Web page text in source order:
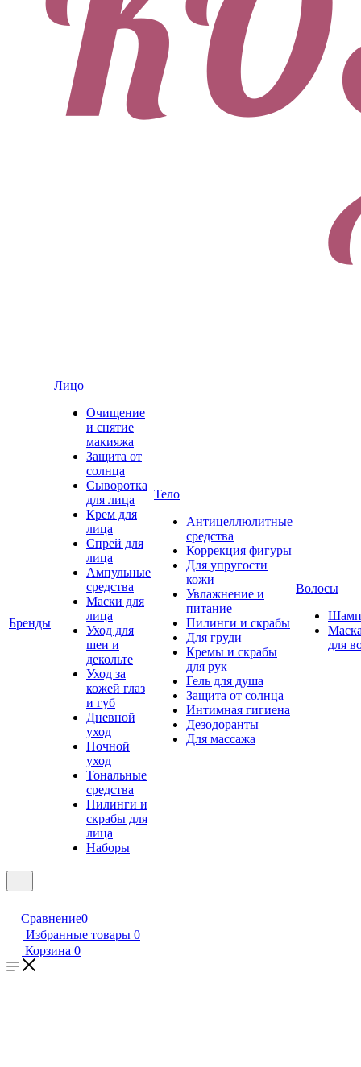
Бренды
Лицо
Очищение
и снятие
макияжа
Защита от
солнца
Сыворотка
для лица
Крем для
лица
Спрей для
лица
Ампульные
средства
Маски для
лица
Уход для
шеи и
декольте
Уход за
кожей глаз
и губ
Дневной
уход
Ночной
уход
Тональные
средства
Пилинги и
скрабы для
лица
Наборы
Тело
Антицеллюлитные
средства
Коррекция фигуры
Для упругости
кожи
Увлажнение и
питание
Пилинги и скрабы
Для груди
Кремы и скрабы
для рук
Гель для душа
Защита от солнца
Интимная гигиена
Дезодоранты
Для массажа
Волосы
для
Сравнение0
Избранные товары 0
Корзина 0